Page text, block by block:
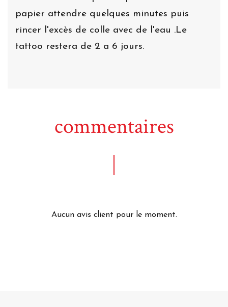
papier attendre quelques minutes puis
rincer l'excès de colle avec de l'eau .Le
tattoo restera de 2 a 6 jours.
commentaires
Aucun avis client pour le moment.